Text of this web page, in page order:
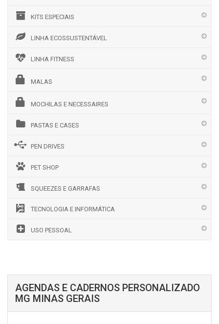
KITS ESPECIAIS
LINHA ECOSSUSTENTÁVEL
LINHA FITNESS
MALAS
MOCHILAS E NECESSAIRES
PASTAS E CASES
PEN DRIVES
PET SHOP
SQUEEZES E GARRAFAS
TECNOLOGIA E INFORMÁTICA
USO PESSOAL
AGENDAS E CADERNOS PERSONALIZADO
MG MINAS GERAIS